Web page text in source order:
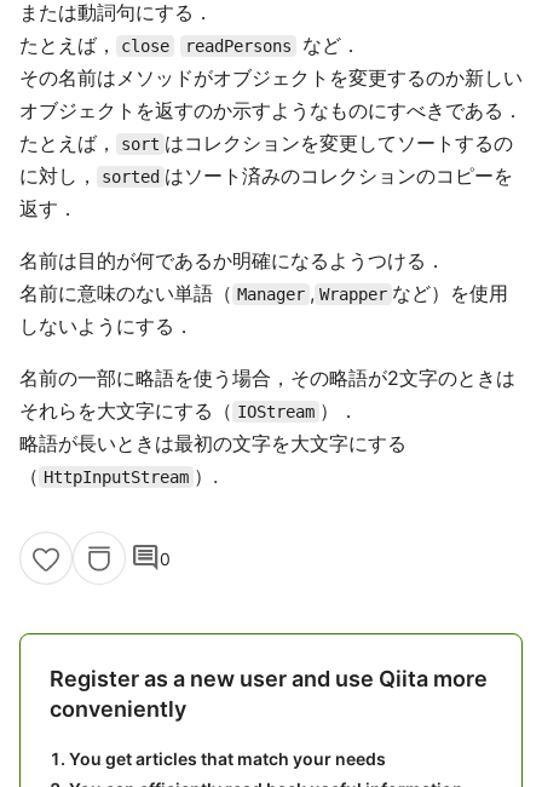
または動詞句にする．
たとえば，
close readPersons
など．
その名前はメソッドがオブジェクトを変更するのか新しい
オブジェクトを返すのか示すようなものにすべきである．
たとえば，
sort はコレクションを変更してソートするの
に対し，
sorted はソート済みのコレクションのコピーを
返す．
名前は目的が何であるか明確になるようつける．
名前に意味のない単語（ Manager , Wrapper など）を使用
しないようにする．
名前の一部に略語を使う場合，その略語が2文字のときは
それらを大文字にする（ IOStream ）．
略語が長いときは最初の文字を大文字にする
（ HttpInputStream ）.
comment0
Register as a new user and use Qiita more
conveniently
You get articles that match your needs